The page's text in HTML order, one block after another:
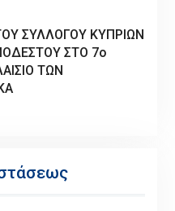
ΣΥΛΛΟΓΟΥ ΚΥΠΡΙΩΝ
ΣΤΟ 7ο
ΤΩΝ